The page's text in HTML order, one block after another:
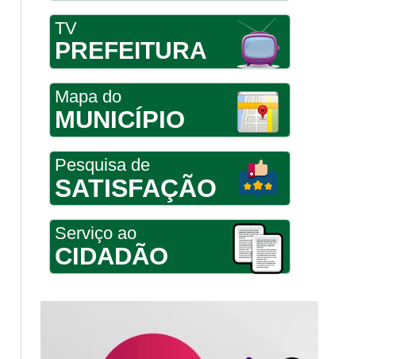
TV
PREFEITURA
Mapa do
MUNICÍPIO
Pesquisa de
SATISFAÇÃO
Serviço ao
CIDADÃO